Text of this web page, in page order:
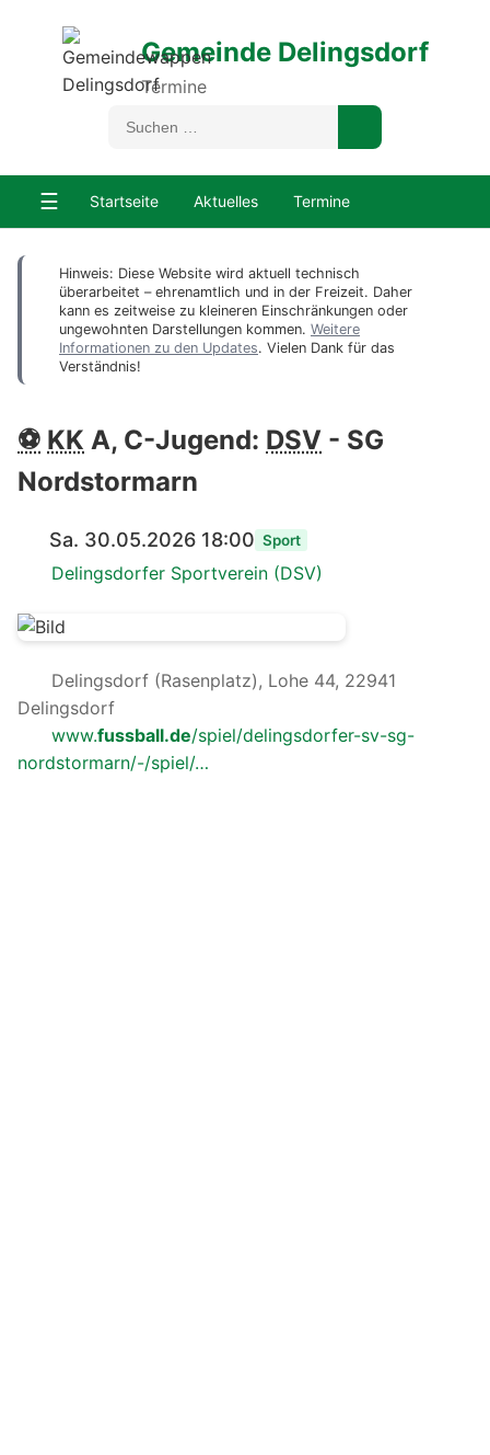
Gemeinde Delingsdorf
Termine
☰ Startseite Aktuelles Termine
Hinweis: Diese Website wird aktuell technisch
überarbeitet – ehrenamtlich und in der Freizeit. Daher
kann es zeitweise zu kleineren Einschränkungen oder
ungewohnten Darstellungen kommen. Weitere
Informationen zu den Updates. Vielen Dank für das
Verständnis!
⚽ KK A, C-Jugend: DSV - SG
Nordstormarn
Sa. 30.05.2026 18:00 Sport
Delingsdorfer Sportverein (DSV)
Delingsdorf (Rasenplatz), Lohe 44, 22941
Delingsdorf
www.fussball.de/spiel/delingsdorfer-sv-sg-
nordstormarn/-/spiel/…